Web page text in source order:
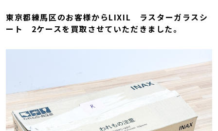
東京都練馬区のお客様からLIXIL ラスターガラスシ
ート 2ケースを買取させていただきました。